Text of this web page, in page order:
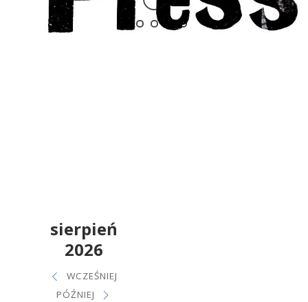
WCZEŚNIEJ
sierpień
2026
PÓŹNIEJ